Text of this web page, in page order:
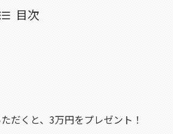
目次
だくと、3万円をプレゼント！